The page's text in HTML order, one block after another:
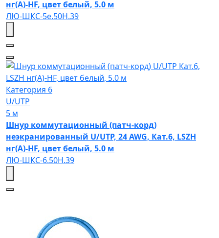
нг(А)-HF, цвет белый, 5.0 м
ЛЮ-ШКС-5e.50Н.39
Категория 6
U/UTP
5 м
Шнур коммутационный (патч-корд)
неэкранированный U/UTP, 24 AWG, Кат.6, LSZH
нг(А)-HF, цвет белый, 5.0 м
ЛЮ-ШКС-6.50Н.39